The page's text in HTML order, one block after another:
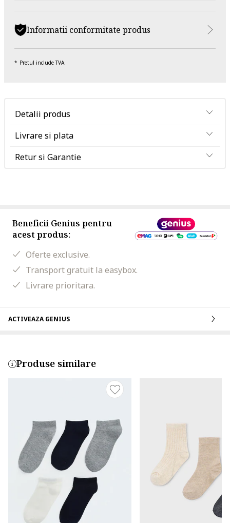
Informatii conformitate produs
Pretul include TVA.
Detalii produs
Livrare si plata
Retur si Garantie
Beneficii Genius pentru
acest produs:
Oferte exclusive.
Transport gratuit la easybox.
Livrare prioritara.
ACTIVEAZA GENIUS
Produse similare